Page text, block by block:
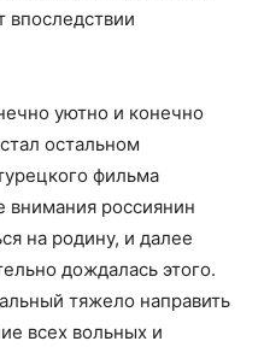
впоследствии
уютно и конечно
остальном
фильма
внимания россиянин
на родину, и далее
дождалась этого.
тяжело направить
всех вольных и